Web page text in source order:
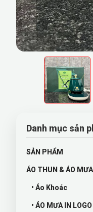
Danh mục sản
SẢN PHẨM
ÁO THUN & ÁO MƯA
• Áo Khoác
• ÁO MƯA IN